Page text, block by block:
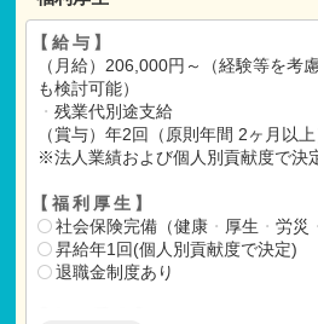
【給与】
（月給）206,000円～（経験等を考
も検討可能）
・ 残業代別途支給
（賞与）年2回（原則年間 2ヶ月以上
※法人業績および個人別貢献度で決
【福利厚生】
社会保険完備（健康・ 厚生 ・ 労災 ・
昇給年1回(個人別貢献度で決定)
退職金制度あり